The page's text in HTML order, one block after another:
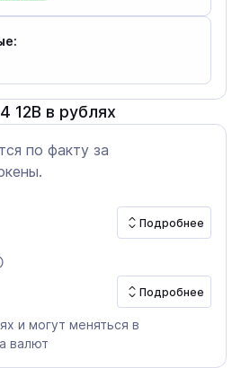
12B в рублях
по факту за
Подробнее
Подробнее
и могут меняться в
валют